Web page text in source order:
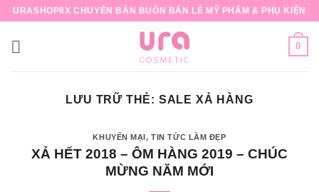
Bỏ
nội
URASHOP8X CHUYÊN BÁN BUÔN BÁN LẺ MỸ PHẨM & PHỤ KIỆN
0
LƯU TRỮ THẺ: SALE XẢ HÀNG
KHUYẾN MẠI,TIN TỨC LÀM ĐẸP
XẢ HẾT 2018 – ÔM HÀNG 2019 – CHÚC
MỪNG NĂM MỚI